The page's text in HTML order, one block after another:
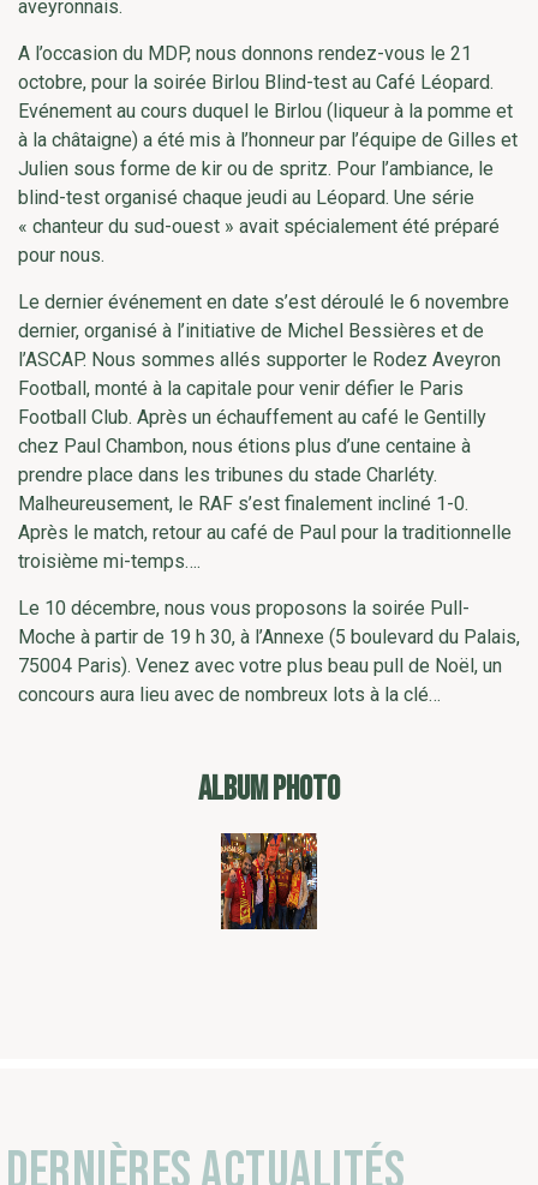
aveyronnais.
A l’occasion du MDP, nous donnons rendez-vous le 21
octobre, pour la soirée Birlou Blind-test au Café Léopard.
Evénement au cours duquel le Birlou (liqueur à la pomme et
à la châtaigne) a été mis à l’honneur par l’équipe de Gilles et
Julien sous forme de kir ou de spritz. Pour l’ambiance, le
blind-test organisé chaque jeudi au Léopard. Une série
« chanteur du sud-ouest » avait spécialement été préparé
pour nous.
Le dernier événement en date s’est déroulé le 6 novembre
dernier, organisé à l’initiative de Michel Bessières et de
l’ASCAP. Nous sommes allés supporter le Rodez Aveyron
Football, monté à la capitale pour venir défier le Paris
Football Club. Après un échauffement au café le Gentilly
chez Paul Chambon, nous étions plus d’une centaine à
prendre place dans les tribunes du stade Charléty.
Malheureusement, le RAF s’est finalement incliné 1-0.
Après le match, retour au café de Paul pour la traditionnelle
troisième mi-temps….
Le 10 décembre, nous vous proposons la soirée Pull-
Moche à partir de 19 h 30, à l’Annexe (5 boulevard du Palais,
75004 Paris). Venez avec votre plus beau pull de Noël, un
concours aura lieu avec de nombreux lots à la clé…
ALBUM PHOTO